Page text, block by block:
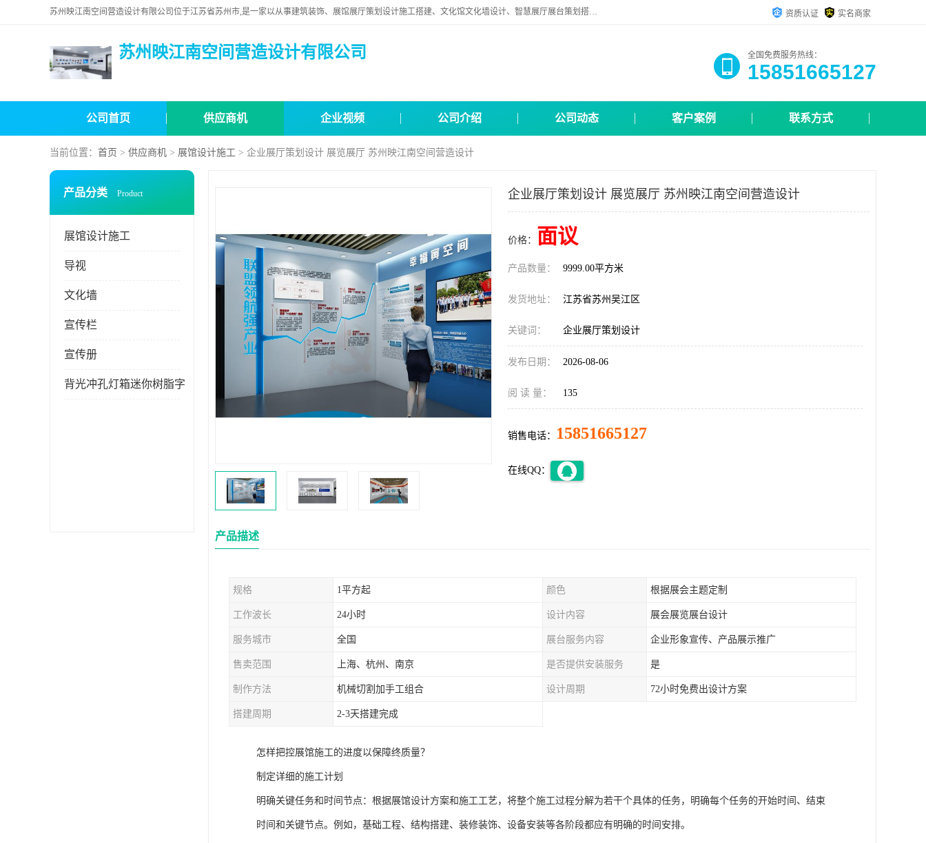
苏州映江南空间营造设计有限公司位于江苏省苏州市,是一家以从事建筑装饰、展馆展厅策划设计施工搭建、文化馆文化墙设计、智慧展厅展台策划搭建和其他建筑装饰装修业为主的企业。 资质认证 实名商家
苏州映江南空间营造设计有限公司 全国免费服务热线：
15851665127
公司首页 供应商机 企业视频 公司介绍 公司动态 客户案例 联系方式
当前位置： 首页 > 供应商机 > 展馆设计施工 > 企业展厅策划设计 展览展厅 苏州映江南空间营造设计
产品分类 Product
展馆设计施工
导视
文化墙
宣传栏
宣传册
背光冲孔灯箱迷你树脂字
企业展厅策划设计 展览展厅 苏州映江南空间营造设计
价格： 面议
产品数量： 9999.00平方米
发货地址： 江苏省苏州吴江区
关键词： 企业展厅策划设计
发布日期： 2026-08-06
阅 读 量： 135
销售电话： 15851665127
在线QQ：
产品描述
规格 1平方起 颜色 根据展会主题定制
工作波长 24小时 设计内容 展会展览展台设计
服务城市 全国 展台服务内容 企业形象宣传、产品展示推广
售卖范围 上海、杭州、南京 是否提供安装服务 是
制作方法 机械切割加手工组合 设计周期 72小时免费出设计方案
搭建周期 2-3天搭建完成
怎样把控展馆施工的进度以保障终质量？
制定详细的施工计划
明确关键任务和时间节点：根据展馆设计方案和施工工艺，将整个施工过程分解为若干个具体的任务，明确每个任务的开始时间、结束
时间和关键节点。例如，基础工程、结构搭建、装修装饰、设备安装等各阶段都应有明确的时间安排。